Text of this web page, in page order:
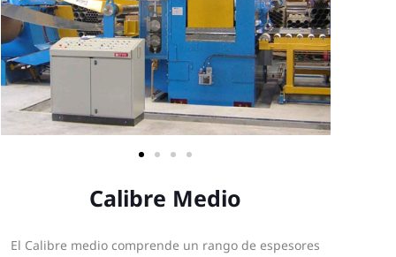
Calibre Medio
El Calibre medio comprende un rango de espesores